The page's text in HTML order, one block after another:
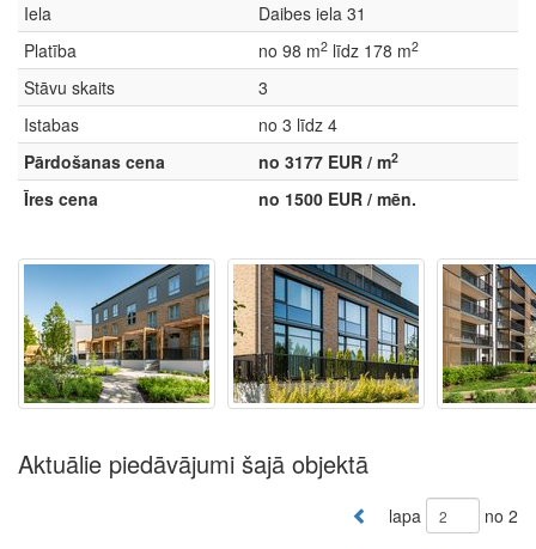
Iela
Daibes iela 31
Platība
no 98 m2 līdz 178 m2
Stāvu skaits
3
Istabas
no 3 līdz 4
Pārdošanas cena
no 3177 EUR / m2
Īres cena no 1500 EUR / mēn.
Aktuālie piedāvājumi šajā objektā
lapa no 2